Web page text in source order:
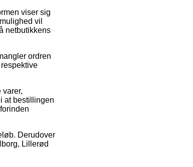
viser sig
vil
netbutikkens
ordren
at bestillingen
Derudover
Lillerød